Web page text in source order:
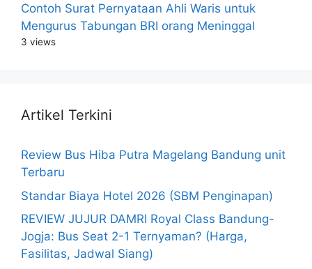
Contoh Surat Pernyataan Ahli Waris untuk
Mengurus Tabungan BRI orang Meninggal
3 views
Artikel Terkini
Review Bus Hiba Putra Magelang Bandung unit
Terbaru
Standar Biaya Hotel 2026 (SBM Penginapan)
REVIEW JUJUR DAMRI Royal Class Bandung-
Jogja: Bus Seat 2-1 Ternyaman? (Harga,
Fasilitas, Jadwal Siang)